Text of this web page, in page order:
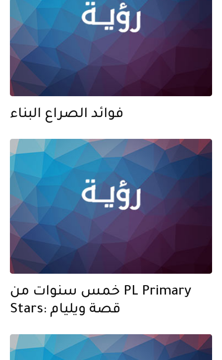
فوائد الصراع البناء
خمس سنوات من PL Primary
Stars: قصة ويليام